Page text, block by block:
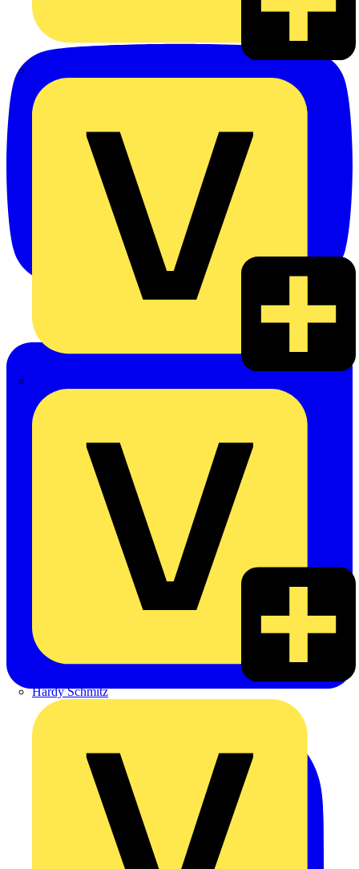
Hardy Schmitz